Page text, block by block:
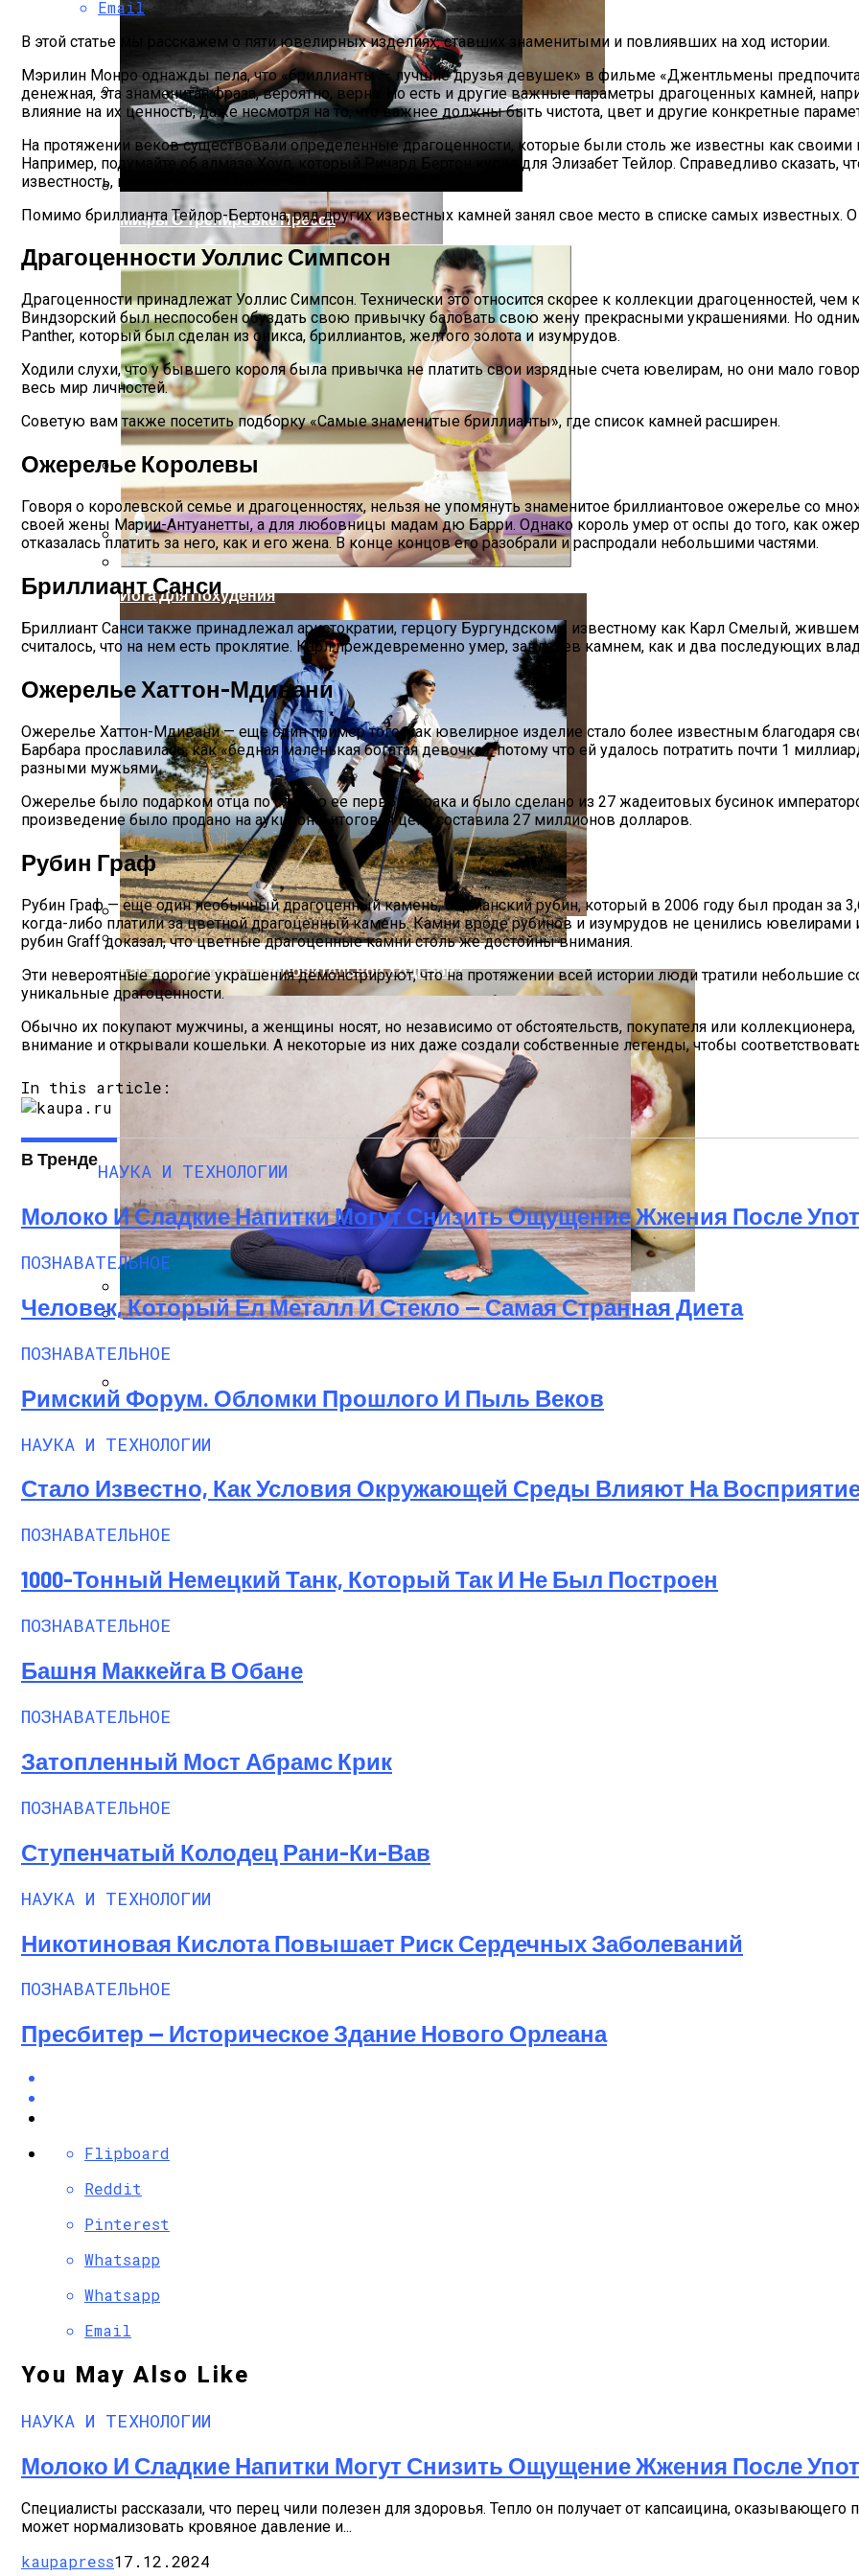
Как Готовить Ирландский Содовый Хлеб: Классические Рецепты
Как Приготовить Американские Панкейки С Содой Дома
Рецепт Добавления Соды В Печень Для Мягкости
Рецепты Пасхальных Куличей На Соде
Вареники На Соде — Лучшие Рецепты
Мифы О Тренировке Пресса
Йога Для Похудения
Как Заниматься Оздоровительной Ходьбой?
ИНЬ-ЙОГА. Что Это Такое?
Email
В этой статье мы расскажем о пяти ювелирных изделиях, ставших знаменитыми и повлиявших на ход истории.
Мэрилин Монро однажды пела, что «бриллианты — лучшие друзья девушек» в фильме «Джентльмены
денежная, эта знаменитая фраза, вероятно, верна. Но есть и другие важные параметры драгоценных камней,
влияние на их ценность, даже несмотря на то, что важнее должны быть чистота, цвет и другие конкретные
На протяжении веков существовали определенные драгоценности, которые были столь же известны как
Например, подумайте об алмазе Хоуп, который Ричард Бертон купил для Элизабет Тейлор. Справедливо сказать,
известность, как его красота и цена.
Помимо бриллианта Тейлор-Бертона, ряд других известных камней занял свое место в списке самых известных.
Драгоценности Уоллис Симпсон
Драгоценности принадлежат Уоллис Симпсон. Технически это относится скорее к коллекции драгоценностей,
Виндзорский был неспособен обуздать свою привычку баловать свою жену прекрасными украшениями. Но
Panther, который был сделан из оникса, бриллиантов, желтого золота и изумрудов.
Ходили слухи, что у бывшего короля была привычка не платить свои изрядные счета ювелирам, но они мало
весь мир личностей.
Советую вам также посетить подборку «Самые знаменитые бриллианты», где список камней расширен.
Ожерелье Королевы
Говоря о королевской семье и драгоценностях, нельзя не упомянуть знаменитое бриллиантовое ожерелье со
своей жены Марии-Антуанетты, а для любовницы мадам дю Барри. Однако король умер от оспы до того, как
отказалась платить за него, как и его жена. В конце концов его разобрали и распродали небольшими частями.
Бриллиант Санси
Бриллиант Санси также принадлежал аристократии, герцогу Бургундскому, известному как Карл Смелый,
считалось, что на нем есть проклятие. Карл преждевременно умер, завладев камнем, как и два последующих
Ожерелье Хаттон-Мдивани
Ожерелье Хаттон-Мдивани — еще один пример того, как ювелирное изделие стало более известным благодаря
Барбара прославилась, как «бедная маленькая богатая девочка», потому что ей удалось потратить почти 1
разными мужьями.
Ожерелье было подарком отца по случаю ее первого брака и было сделано из 27 жадеитовых бусинок
произведение было продано на аукционе, итоговая цена составила 27 миллионов долларов.
Рубин Граф
Рубин Граф — еще один необычный драгоценный камень, бирманский рубин, который в 2006 году был продан за
когда-либо платили за цветной драгоценный камень. Камни вроде рубинов и изумрудов не ценились
рубин Graff доказал, что цветные драгоценные камни столь же достойны внимания.
Эти невероятные дорогие украшения демонстрируют, что на протяжении всей истории люди тратили небольшие
уникальные драгоценности.
Обычно их покупают мужчины, а женщины носят, но независимо от обстоятельств, покупателя или
внимание и открывали кошельки. А некоторые из них даже создали собственные легенды, чтобы
In this article:
В Тренде
НАУКА И ТЕХНОЛОГИИ
Молоко И Сладкие Напитки Могут Снизить Ощущение Жжения После
ПОЗНАВАТЕЛЬНОЕ
Человек, Который Ел Металл И Стекло — Самая Странная Диета
ПОЗНАВАТЕЛЬНОЕ
Римский Форум. Обломки Прошлого И Пыль Веков
НАУКА И ТЕХНОЛОГИИ
Стало Известно, Как Условия Окружающей Среды Влияют На
ПОЗНАВАТЕЛЬНОЕ
1000-Тонный Немецкий Танк, Который Так И Не Был Построен
ПОЗНАВАТЕЛЬНОЕ
Башня Маккейга В Обане
ПОЗНАВАТЕЛЬНОЕ
Затопленный Мост Абрамс Крик
ПОЗНАВАТЕЛЬНОЕ
Ступенчатый Колодец Рани-Ки-Вав
НАУКА И ТЕХНОЛОГИИ
Никотиновая Кислота Повышает Риск Сердечных Заболеваний
ПОЗНАВАТЕЛЬНОЕ
Пресбитер — Историческое Здание Нового Орлеана
Flipboard
Reddit
Pinterest
Whatsapp
Whatsapp
Email
You May Also Like
НАУКА И ТЕХНОЛОГИИ
Молоко И Сладкие Напитки Могут Снизить Ощущение Жжения После
Специалисты рассказали, что перец чили полезен для здоровья. Тепло он получает от капсаицина, оказывающего
может нормализовать кровяное давление и...
kaupapress17.12.2024